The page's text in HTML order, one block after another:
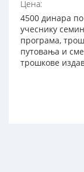
Цена:
4500 динара
учеснику
програма,
путовања и
трошкове